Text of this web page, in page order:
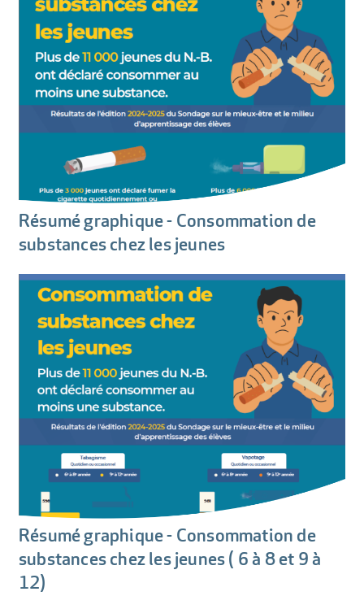
Résumé graphique - Consommation de
substances chez les jeunes
Résumé graphique - Consommation de
substances chez les jeunes ( 6 à 8 et 9 à
12)